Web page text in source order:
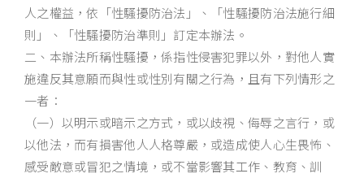
人之權益，依「性騷擾防治法」、「性騷擾防治法施行細
則」、「性騷擾防治準則」訂定本辦法。
二、本辦法所稱性騷擾，係指性侵害犯罪以外，對他人實
施違反其意願而與性或性別有關之行為，且有下列情形之
一者：
（一）以明示或暗示之方式，或以歧視、侮辱之言行，或
以他法，而有損害他人人格尊嚴，或造成使人心生畏怖、
感受敵意或冒犯之情境，或不當影響其工作、教育、訓